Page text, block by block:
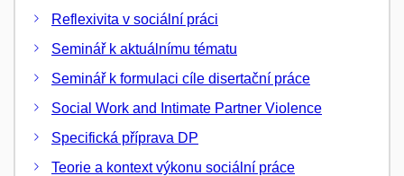
Reflexivita v sociální práci
Seminář k aktuálnímu tématu
Seminář k formulaci cíle disertační práce
Social Work and Intimate Partner Violence
Specifická příprava DP
Teorie a kontext výkonu sociální práce